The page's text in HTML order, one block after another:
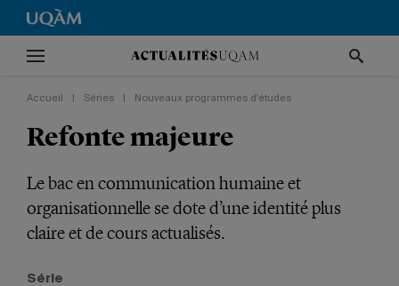
Accueil Séries Nouveaux programmes d'études
Refonte majeure
Le bac en communication humaine et
organisationnelle se dote d’une identité plus
claire et de cours actualisés.
Série